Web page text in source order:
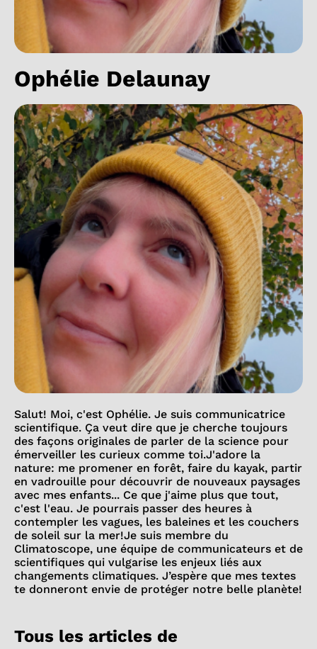
Ophélie Delaunay
Salut! Moi, c'est Ophélie. Je suis communicatrice
scientifique. Ça veut dire que je cherche toujours
des façons originales de parler de la science pour
émerveiller les curieux comme toi.J'adore la
nature: me promener en forêt, faire du kayak, partir
en vadrouille pour découvrir de nouveaux paysages
avec mes enfants... Ce que j'aime plus que tout,
c'est l'eau. Je pourrais passer des heures à
contempler les vagues, les baleines et les couchers
de soleil sur la mer!Je suis membre du
Climatoscope, une équipe de communicateurs et de
scientifiques qui vulgarise les enjeux liés aux
changements climatiques. J’espère que mes textes
te donneront envie de protéger notre belle planète!
Tous les articles de